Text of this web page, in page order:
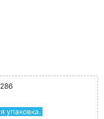
упаковка.